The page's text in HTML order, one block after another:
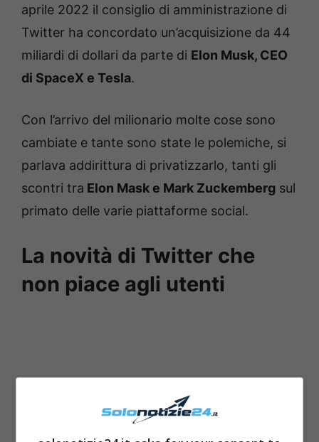
aprile 2022 il consiglio di amministrazione di
Twitter ha concordato un’acquisizione da 44
miliardi di dollari da parte di Elon Musk, CEO
di SpaceX e Tesla.
Con l’arrivo del milionario molte cose sono
cambiate e tante sono state le polemiche, si
parlava addirittura di privatizzarlo, tanti gli
scontri tra Elon Mask e Mark Zuckemberg sul
primato delle varie piattaforme social.
La novità di Twitter che
non piace agli utenti